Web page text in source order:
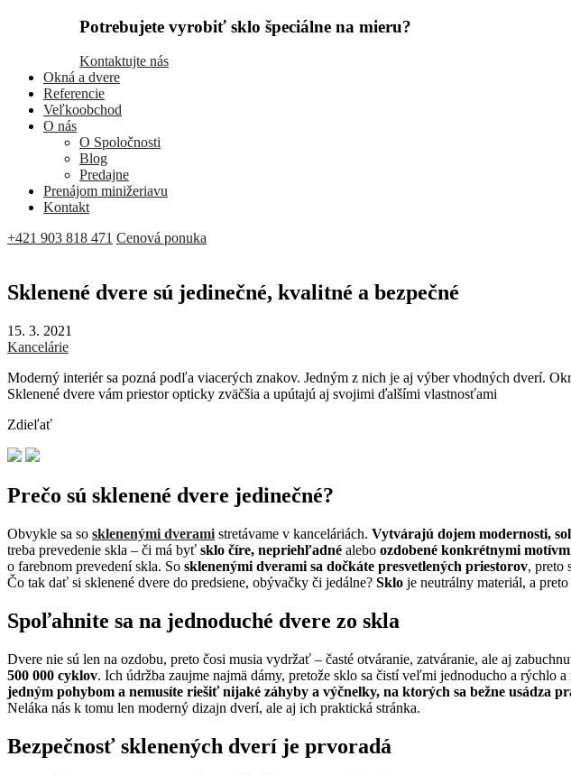
Potrebujete vyrobiť sklo špeciálne na mieru?
Kontaktujte nás
Okná a dvere
Referencie
Veľkoobchod
O nás
O Spoločnosti
Blog
Predajne
Prenájom minižeriavu
Kontakt
+421 903 818 471 Cenová ponuka
Sklenené dvere sú jedinečné, kvalitné a bezpečné
15. 3. 2021
Kancelárie
Moderný interiér sa pozná podľa viacerých znakov. Jedným z nich je aj výber vhodných dverí.
Sklenené dvere vám priestor opticky zväčšia a upútajú aj svojimi ďalšími vlastnosťami
Zdieľať
Prečo sú sklenené dvere jedinečné?
Obvykle sa so sklenenými dverami stretávame v kanceláriách. Vytvárajú dojem modernosti,
treba prevedenie skla – či má byť sklo číre, nepriehľadné alebo ozdobené konkrétnymi
o farebnom prevedení skla. So sklenenými dverami sa dočkáte presvetlených priestorov, preto
Čo tak dať si sklenené dvere do predsiene, obývačky či jedálne? Sklo je neutrálny materiál, a
Spoľahnite sa na jednoduché dvere zo skla
Dvere nie sú len na ozdobu, preto čosi musia vydržať – časté otváranie, zatváranie, ale aj
500 000 cyklov. Ich údržba zaujme najmä dámy, pretože sklo sa čistí veľmi jednoducho a rýchlo a
jedným pohybom a nemusíte riešiť nijaké záhyby a výčnelky, na ktorých sa bežne usádza
Neláka nás k tomu len moderný dizajn dverí, ale aj ich praktická stránka.
Bezpečnosť sklenených dverí je prvoradá